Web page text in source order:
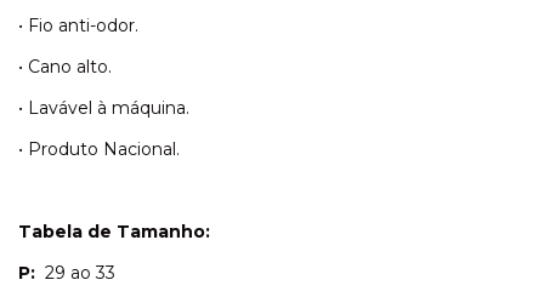
• Fio anti-odor.
• Cano alto.
• Lavável à máquina.
• Produto Nacional.
Tabela de Tamanho:
P: 29 ao 33